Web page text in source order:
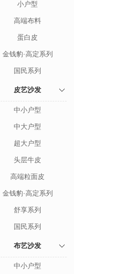
小户型
高端布料
蛋白皮
金钱豹·高定系列
国民系列
皮艺沙发
中小户型
中大户型
超大户型
头层牛皮
高端粒面皮
金钱豹·高定系列
舒享系列
国民系列
布艺沙发
中小户型